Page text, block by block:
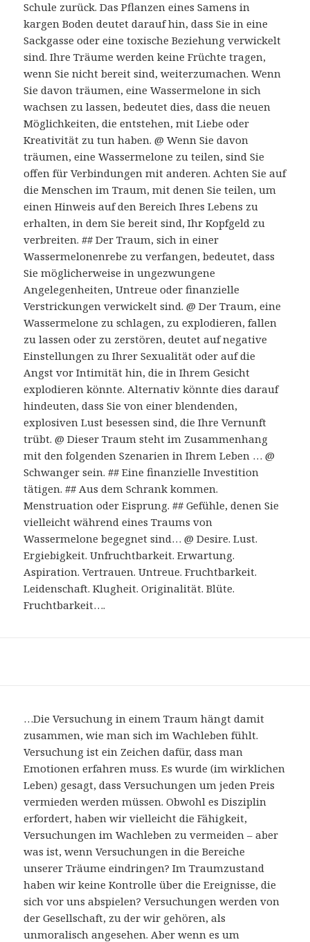
Schule zurück. Das Pflanzen eines Samens in
kargen Boden deutet darauf hin, dass Sie in eine
Sackgasse oder eine toxische Beziehung verwickelt
sind. Ihre Träume werden keine Früchte tragen,
wenn Sie nicht bereit sind, weiterzumachen. Wenn
Sie davon träumen, eine Wassermelone in sich
wachsen zu lassen, bedeutet dies, dass die neuen
Möglichkeiten, die entstehen, mit Liebe oder
Kreativität zu tun haben. @ Wenn Sie davon
träumen, eine Wassermelone zu teilen, sind Sie
offen für Verbindungen mit anderen. Achten Sie auf
die Menschen im Traum, mit denen Sie teilen, um
einen Hinweis auf den Bereich Ihres Lebens zu
erhalten, in dem Sie bereit sind, Ihr Kopfgeld zu
verbreiten. ## Der Traum, sich in einer
Wassermelonenrebe zu verfangen, bedeutet, dass
Sie möglicherweise in ungezwungene
Angelegenheiten, Untreue oder finanzielle
Verstrickungen verwickelt sind. @ Der Traum, eine
Wassermelone zu schlagen, zu explodieren, fallen
zu lassen oder zu zerstören, deutet auf negative
Einstellungen zu Ihrer Sexualität oder auf die
Angst vor Intimität hin, die in Ihrem Gesicht
explodieren könnte. Alternativ könnte dies darauf
hindeuten, dass Sie von einer blendenden,
explosiven Lust besessen sind, die Ihre Vernunft
trübt. @ Dieser Traum steht im Zusammenhang
mit den folgenden Szenarien in Ihrem Leben … @
Schwanger sein. ## Eine finanzielle Investition
tätigen. ## Aus dem Schrank kommen.
Menstruation oder Eisprung. ## Gefühle, denen Sie
vielleicht während eines Traums von
Wassermelone begegnet sind… @ Desire. Lust.
Ergiebigkeit. Unfruchtbarkeit. Erwartung.
Aspiration. Vertrauen. Untreue. Fruchtbarkeit.
Leidenschaft. Klugheit. Originalität. Blüte.
Fruchtbarkeit….
…Die Versuchung in einem Traum hängt damit
zusammen, wie man sich im Wachleben fühlt.
Versuchung ist ein Zeichen dafür, dass man
Emotionen erfahren muss. Es wurde (im wirklichen
Leben) gesagt, dass Versuchungen um jeden Preis
vermieden werden müssen. Obwohl es Disziplin
erfordert, haben wir vielleicht die Fähigkeit,
Versuchungen im Wachleben zu vermeiden – aber
was ist, wenn Versuchungen in die Bereiche
unserer Träume eindringen? Im Traumzustand
haben wir keine Kontrolle über die Ereignisse, die
sich vor uns abspielen? Versuchungen werden von
der Gesellschaft, zu der wir gehören, als
unmoralisch angesehen. Aber wenn es um